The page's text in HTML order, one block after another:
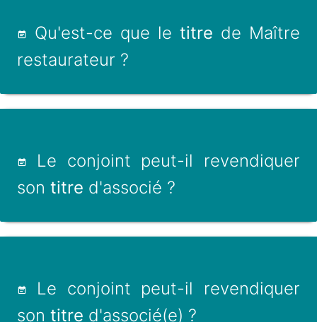
Qu'est-ce que le titre de Maître
restaurateur ?
Le conjoint peut-il revendiquer
son titre d'associé ?
Le conjoint peut-il revendiquer
son titre d'associé(e) ?